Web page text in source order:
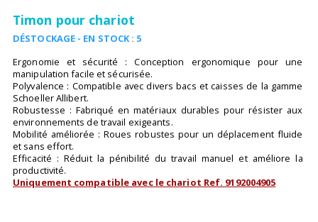
Timon pour chariot
DÉSTOCKAGE - EN STOCK : 5
Ergonomie et sécurité : Conception ergonomique pour une
manipulation facile et sécurisée.
Polyvalence : Compatible avec divers bacs et caisses de la gamme
Schoeller Allibert.
Robustesse : Fabriqué en matériaux durables pour résister aux
environnements de travail exigeants.
Mobilité améliorée : Roues robustes pour un déplacement fluide
et sans effort.
Efficacité : Réduit la pénibilité du travail manuel et améliore la
productivité.
Uniquement compatible avec le chariot Ref. 9192004905